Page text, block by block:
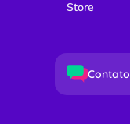
Store
Contato